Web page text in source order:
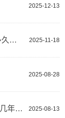
2025-12-13
2025-11-18
广州讨债公司 ：保证合同保证期限最长多久有效
2025-08-28
2025-08-13
广州要账：未约定担保期限的诉讼时效为几年内怎么算